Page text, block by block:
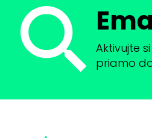
Aktivujte
priamo